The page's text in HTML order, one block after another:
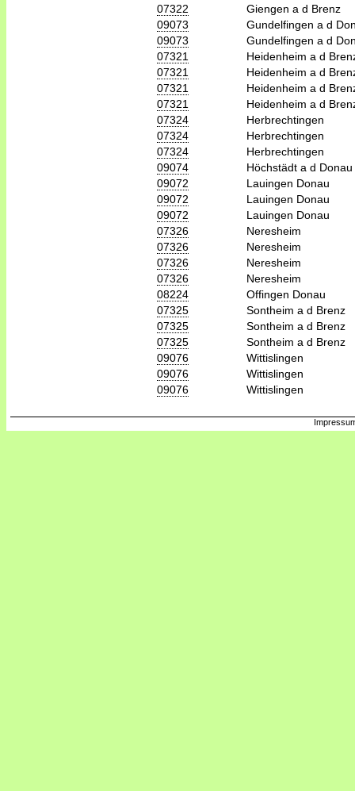
07322
Giengen a d Brenz
09073
Gundelfingen a d
09073
Gundelfingen a d
07321
Heidenheim a d
07321
Heidenheim a d
07321
Heidenheim a d
07321
Heidenheim a d
07324
Herbrechtingen
07324
Herbrechtingen
07324
Herbrechtingen
09074
Höchstädt a d Donau
09072
Lauingen Donau
09072
Lauingen Donau
09072
Lauingen Donau
07326
Neresheim
07326
Neresheim
07326
Neresheim
07326
Neresheim
08224
Offingen Donau
07325
Sontheim a d Brenz
07325
Sontheim a d Brenz
07325
Sontheim a d Brenz
09076
Wittislingen
09076
Wittislingen
09076
Wittislingen